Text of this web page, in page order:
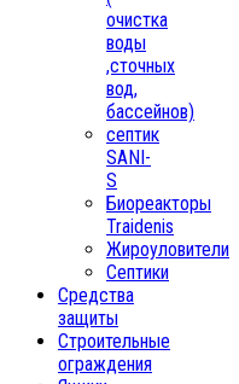
очистка
воды
,сточных
вод,
бассейнов)
септик
SANI-
S
Биореакторы
Traidenis
Жироуловители
Септики
Средства
защиты
Строительные
ограждения